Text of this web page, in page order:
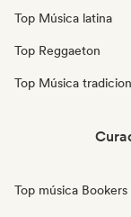
Top Música latina
Top Reggaeton
Top Música
Top música Bookers